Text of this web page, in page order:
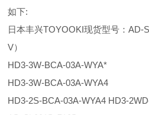
如下:
日本丰兴TOYOOKI现货型号：AD-
V）
HD3-3W-BCA-03A-WYA*
HD3-3W-BCA-03A-WYA4
HD3-2S-BCA-03A-WYA4 HD3-